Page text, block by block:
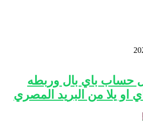
حساب باي بال وربطه
او يلا من البريد المصري